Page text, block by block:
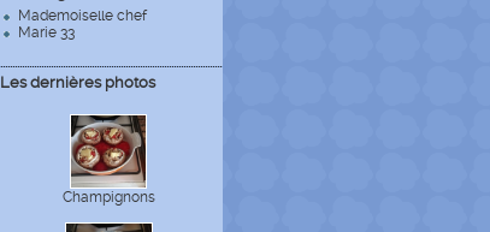
Mademoiselle chef
Marie 33
Les dernières photos
Champignons